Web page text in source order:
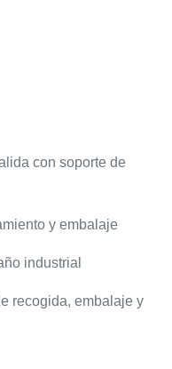
con soporte de
y embalaje
industrial
recogida, embalaje y